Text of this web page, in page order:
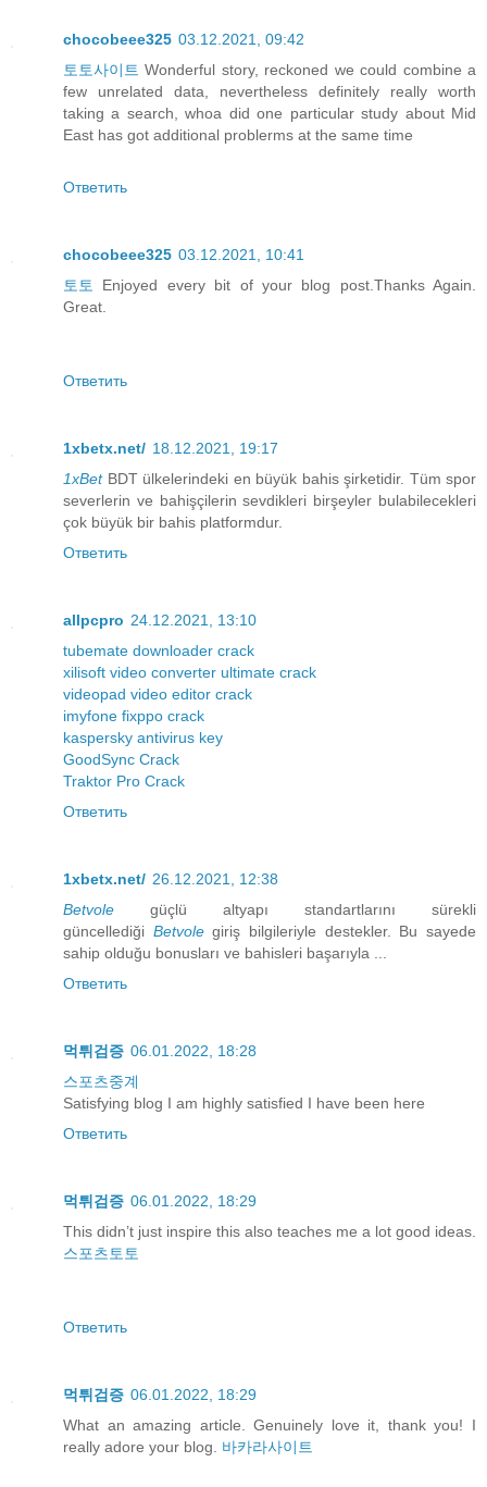
chocobeee325 03.12.2021, 09:42
토토사이트 Wonderful story, reckoned we could combine a
few unrelated data, nevertheless definitely really worth
taking a search, whoa did one particular study about Mid
East has got additional problerms at the same time
Ответить
chocobeee325 03.12.2021, 10:41
토토 Enjoyed every bit of your blog post.Thanks Again.
Great.
Ответить
1xbetx.net/ 18.12.2021, 19:17
1xBetBDT ülkelerindeki en büyük bahis şirketidir. Tüm spor
severlerin ve bahişçilerin sevdikleri birşeyler bulabilecekleri
çok büyük bir bahis platformdur.
Ответить
allpcpro 24.12.2021, 13:10
tubemate downloader crack
xilisoft video converter ultimate crack
videopad video editor crack
imyfone fixppo crack
kaspersky antivirus key
GoodSync Crack
Traktor Pro Crack
Ответить
1xbetx.net/ 26.12.2021, 12:38
Betvole
güçlü altyapı standartlarını sürekli
güncellediği Betvolegiriş bilgileriyle destekler. Bu sayede
sahip olduğu bonusları ve bahisleri başarıyla ...
Ответить
먹튀검증 06.01.2022, 18:28
스포츠중계
Satisfying blog I am highly satisfied I have been here
Ответить
먹튀검증 06.01.2022, 18:29
This didn’t just inspire this also teaches me a lot good ideas.
스포츠토토
Ответить
먹튀검증 06.01.2022, 18:29
What an amazing article. Genuinely love it, thank you! I
really adore your blog. 바카라사이트